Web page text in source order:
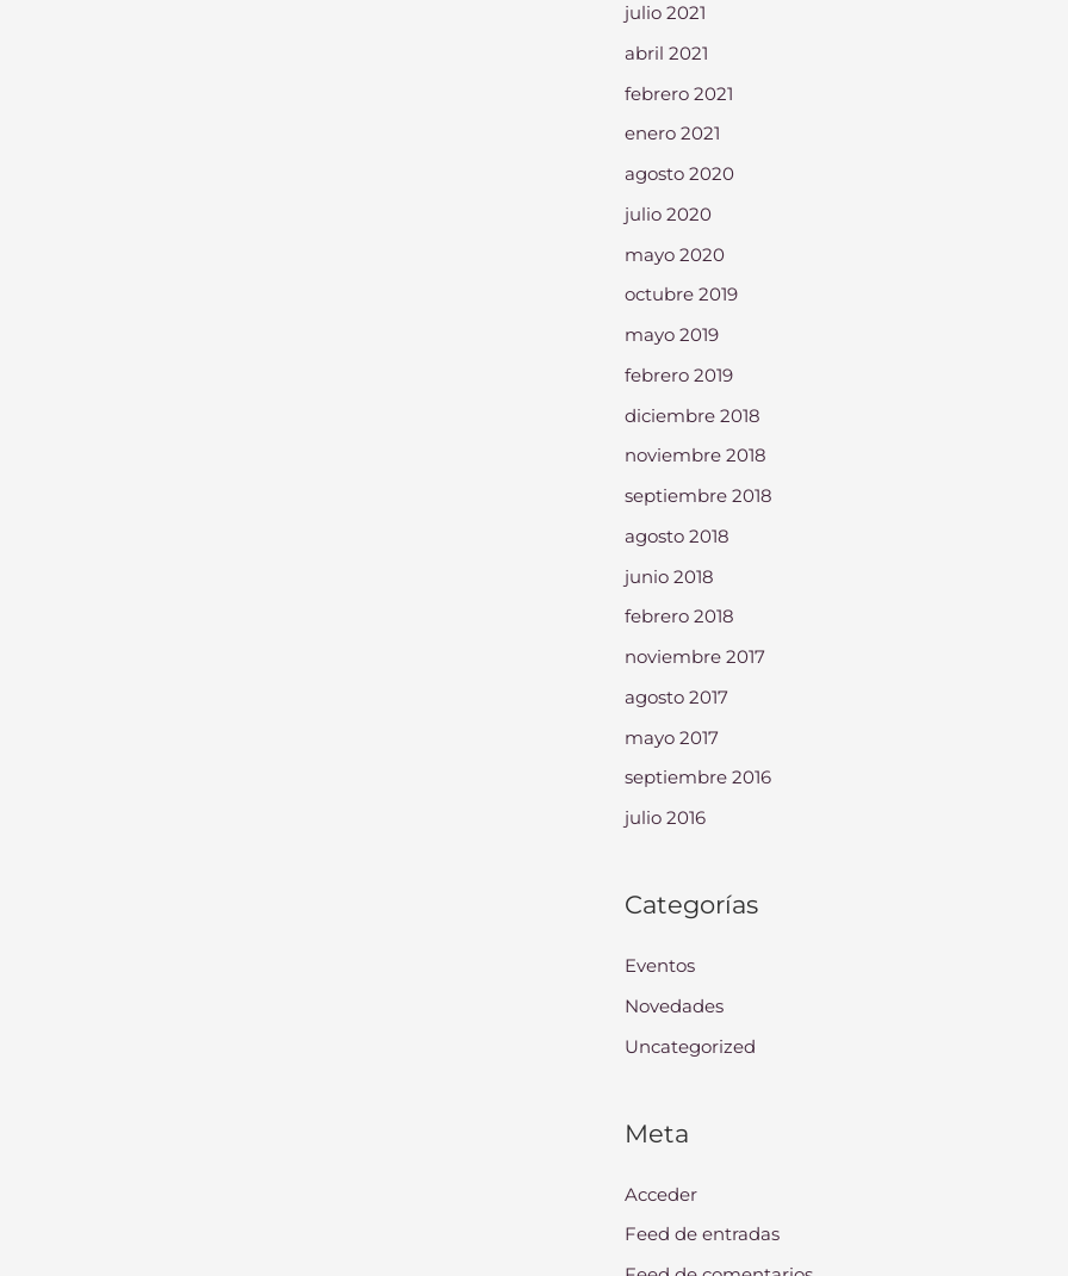
julio 2021
abril 2021
febrero 2021
enero 2021
agosto 2020
julio 2020
mayo 2020
octubre 2019
mayo 2019
febrero 2019
diciembre 2018
noviembre 2018
septiembre 2018
agosto 2018
junio 2018
febrero 2018
noviembre 2017
agosto 2017
mayo 2017
septiembre 2016
julio 2016
Categorías
Eventos
Novedades
Uncategorized
Meta
Acceder
Feed de entradas